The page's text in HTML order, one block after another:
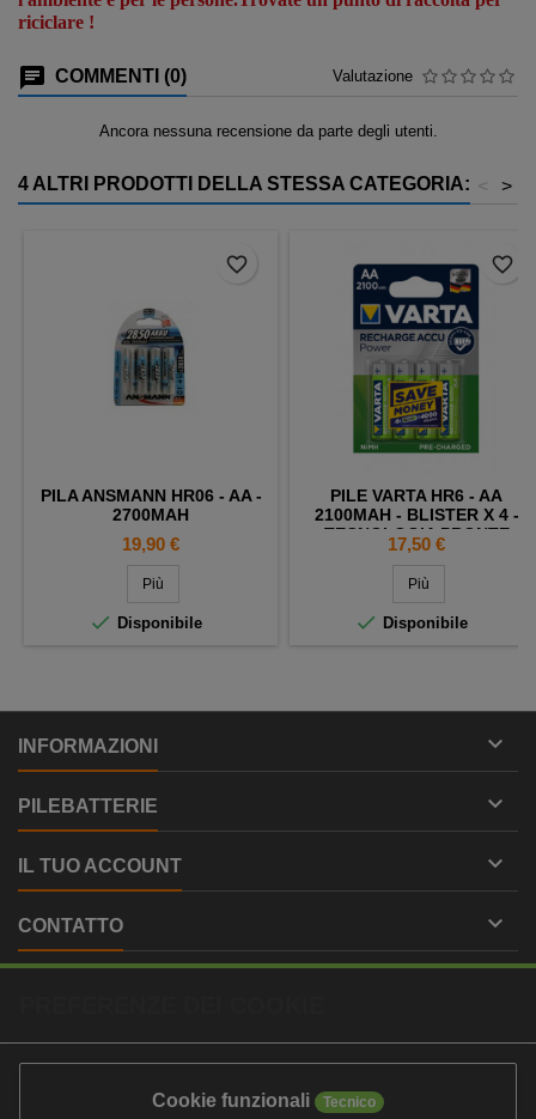
riciclare !
COMMENTI (0) Valutazione
Ancora nessuna recensione da parte degli utenti.
4 ALTRI PRODOTTI DELLA STESSA CATEGORIA: >
<
PILA ANSMANN HR06 - AA -
2700MAH
Prezzo
19,90 €
Più
 Disponibile
favorite_border
PILE VARTA HR6 - AA
2100MAH - BLISTER X 4 -
TECNOLOGIA PRONTE
ALL'USO.
Prezzo
17,50 €
Più
 Disponibile
favorite_border
INFORMAZIONI 
PILEBATTERIE 
IL TUO ACCOUNT 
CONTATTO 
Cookie funzionali Tecnico